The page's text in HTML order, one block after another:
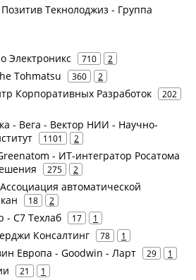
Текнолоджиз - Группа
Электроникс 710 2
Tohmatsu 360 2
Корпоративных Разработок
202
- Вега - Вектор НИИ - Научно-
1101 2
- ИТ-интегратор Росатома
275 2
автоматической
18 2
- С7 Техлаб 17 1
Консалтинг 78 1
Европа - Goodwin - Ларт 29 1
21 1